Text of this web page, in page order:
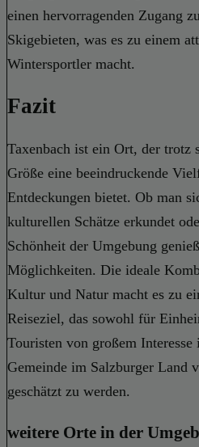
einen hervorragenden Zugang
Skigebieten, was es zu einem
Wintersportler macht.
Fazit
Taxenbach ist ein Ort, der trotz
Größe eine beeindruckende
Entdeckungen bietet. Ob man
kulturellen Schätze erkundet
Schönheit der Umgebung
Möglichkeiten. Die ideale
Kultur und Natur macht es zu
Reiseziel, das sowohl für
Touristen von großem Interesse
Gemeinde im Salzburger Land
geschätzt zu werden.
weitere Orte in der